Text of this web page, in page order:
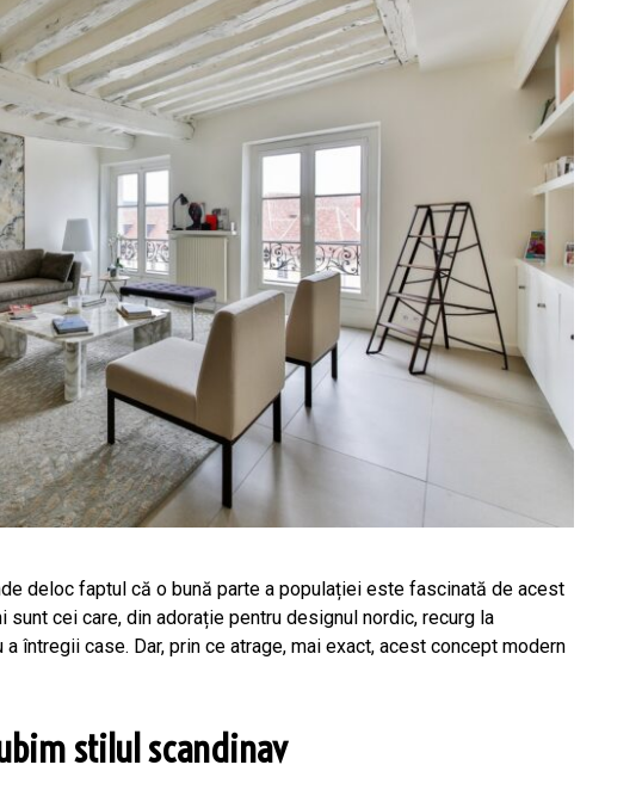
deloc faptul că o bună parte a populației este fascinată de acest
cei care, din adorație pentru designul nordic, recurg la
întregii case. Dar, prin ce atrage, mai exact, acest concept modern
stilul scandinav